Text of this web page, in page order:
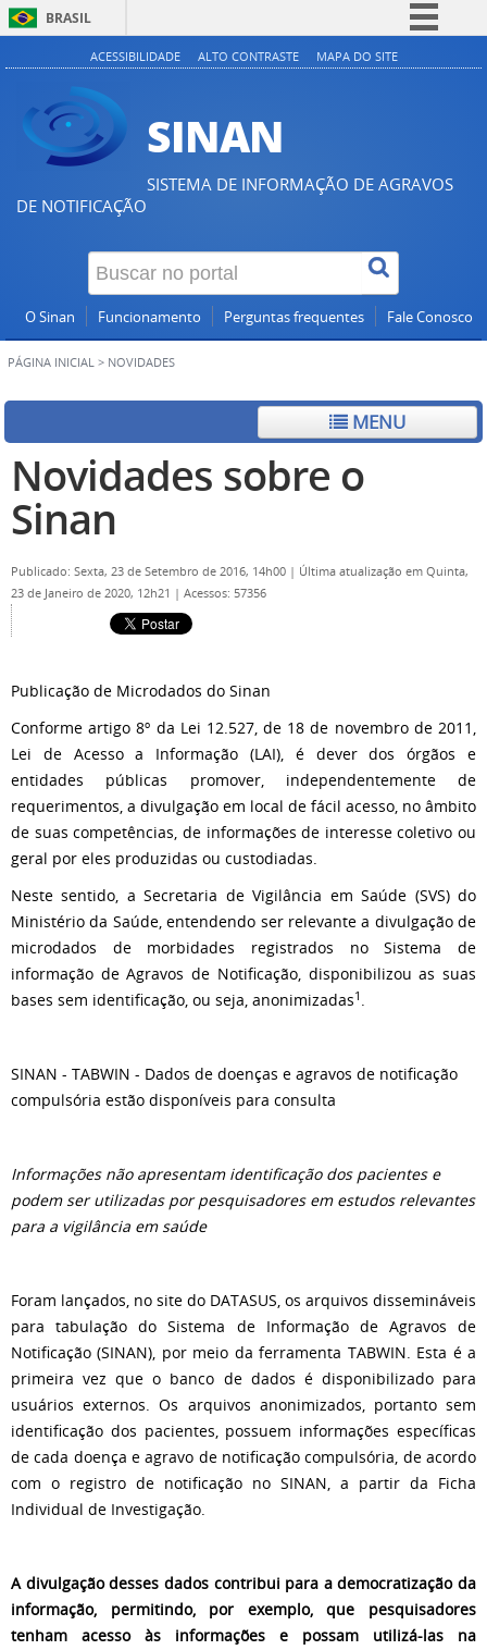
BRASIL
Simplifique!
Acesso à informação
Legislação
ACESSIBILIDADE ALTO CONTRASTE MAPA DO SITE
SINAN
SISTEMA DE INFORMAÇÃO DE AGRAVOS
DE NOTIFICAÇÃO
O Sinan Funcionamento Perguntas frequentes Fale Conosco
PÁGINA INICIAL > NOVIDADES
MENU
Novidades sobre o
Sinan
Publicado: Sexta, 23 de Setembro de 2016, 14h00 | Última atualização em Quinta,
23 de Janeiro de 2020, 12h21 | Acessos: 57356
Publicação de Microdados do Sinan
Conforme artigo 8º da Lei 12.527, de 18 de novembro de 2011,
Lei de Acesso a Informação (LAI), é dever dos órgãos e
entidades públicas promover, independentemente de
requerimentos, a divulgação em local de fácil acesso, no âmbito
de suas competências, de informações de interesse coletivo ou
geral por eles produzidas ou custodiadas.
Neste sentido, a Secretaria de Vigilância em Saúde (SVS) do
Ministério da Saúde, entendendo ser relevante a divulgação de
microdados de morbidades registrados no Sistema de
informação de Agravos de Notificação, disponibilizou as suas
bases sem identificação, ou seja, anonimizadas1 .
SINAN - TABWIN - Dados de doenças e agravos de notificação
compulsória estão disponíveis para consulta
Informações não apresentam identificação dos pacientes e
podem ser utilizadas por pesquisadores em estudos relevantes
para a vigilância em saúde
Foram lançados, no site do DATASUS, os arquivos dissemináveis
para tabulação do Sistema de Informação de Agravos de
Notificação (SINAN), por meio da ferramenta TABWIN. Esta é a
primeira vez que o banco de dados é disponibilizado para
usuários externos. Os arquivos anonimizados, portanto sem
identificação dos pacientes, possuem informações específicas
de cada doença e agravo de notificação compulsória, de acordo
com o registro de notificação no SINAN, a partir da Ficha
Individual de Investigação.
A divulgação desses dados contribui para a democratização da
informação, permitindo, por exemplo, que pesquisadores
tenham acesso às informações e possam utilizá-las na